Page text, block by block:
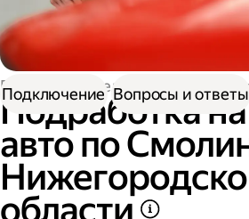
Работа водителем
Подработка
авто по
области
Подключение Вопросы и ответы